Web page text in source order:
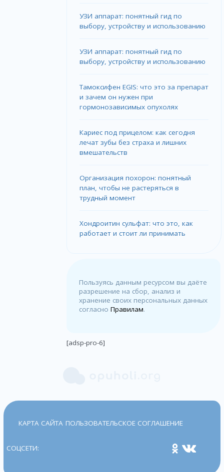
УЗИ аппарат: понятный гид по
выбору, устройству и использованию
УЗИ аппарат: понятный гид по
выбору, устройству и использованию
Тамоксифен EGIS: что это за препарат
и зачем он нужен при
гормонозависимых опухолях
Кариес под прицелом: как сегодня
лечат зубы без страха и лишних
вмешательств
Организация похорон: понятный
план, чтобы не растеряться в
трудный момент
Хондроитин сульфат: что это, как
работает и стоит ли принимать
Пользуясь данным ресурсом вы даёте
разрешение на сбор, анализ и
хранение своих персональных данных
согласноПравилам.
[adsp-pro-6]
КАРТА САЙТА ПОЛЬЗОВАТЕЛЬСКОЕ СОГЛАШЕНИЕ
СОЦСЕТИ: